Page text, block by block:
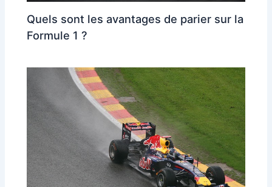
Quels sont les avantages de parier sur la
Formule 1 ?